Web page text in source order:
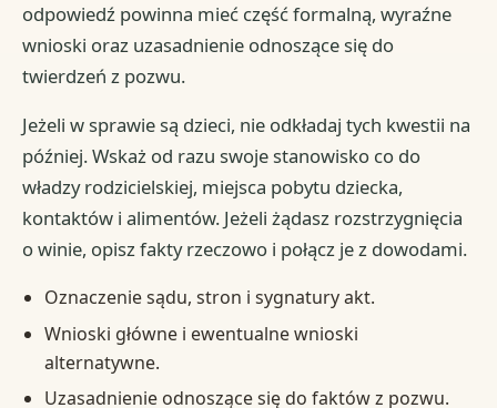
odpowiedź powinna mieć część formalną, wyraźne
wnioski oraz uzasadnienie odnoszące się do
twierdzeń z pozwu.
Jeżeli w sprawie są dzieci, nie odkładaj tych kwestii na
później. Wskaż od razu swoje stanowisko co do
władzy rodzicielskiej, miejsca pobytu dziecka,
kontaktów i alimentów. Jeżeli żądasz rozstrzygnięcia
o winie, opisz fakty rzeczowo i połącz je z dowodami.
Oznaczenie sądu, stron i sygnatury akt.
Wnioski główne i ewentualne wnioski
alternatywne.
Uzasadnienie odnoszące się do faktów z pozwu.